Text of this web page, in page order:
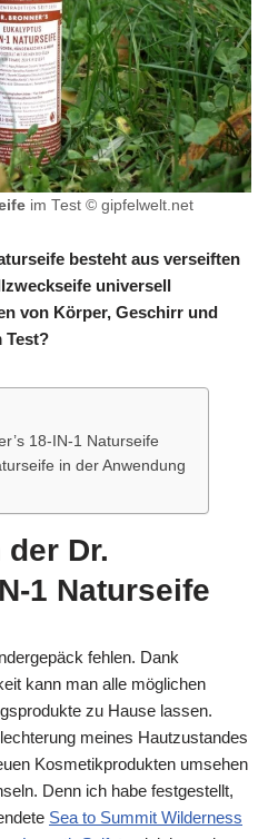
im Test © gipfelwelt.net
besteht aus verseiften
universell
von Körper, Geschirr und
Test?
18-IN-1 Naturseife
in der Anwendung
Dr.
1 Naturseife
fehlen. Dank
kann man alle möglichen
zu Hause lassen.
meines Hautzustandes
Kosmetikprodukten umsehen
Denn ich habe festgestellt,
Sea to Summit Wilderness